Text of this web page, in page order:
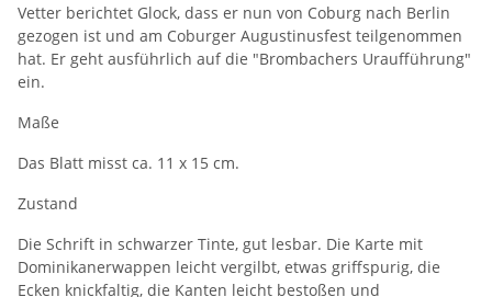
Vetter berichtet Glock, dass er nun von Coburg nach Berlin
gezogen ist und am Coburger Augustinusfest teilgenommen
hat. Er geht ausführlich auf die "Brombachers Uraufführung"
ein.
Maße
Das Blatt misst ca. 11 x 15 cm.
Zustand
Die Schrift in schwarzer Tinte, gut lesbar. Die Karte mit
Dominikanerwappen leicht vergilbt, etwas griffspurig, die
Ecken knickfaltig, die Kanten leicht bestoßen und